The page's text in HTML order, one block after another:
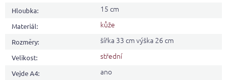
Hloubka: 15 cm
Materiál: kůže
Rozměry: šířka 33 cm výška 26 cm
Velikost: střední
Vejde A4: ano